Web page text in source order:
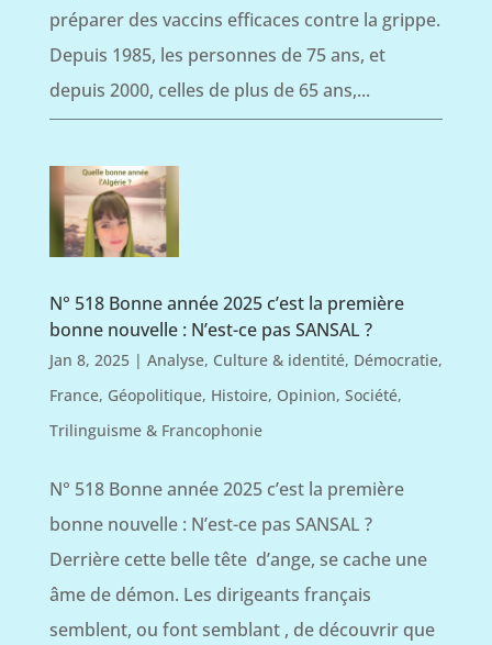
préparer des vaccins efficaces contre la grippe.
Depuis 1985, les personnes de 75 ans, et
depuis 2000, celles de plus de 65 ans,...
N° 518 Bonne année 2025 c’est la première
bonne nouvelle : N’est-ce pas SANSAL ?
Jan 8, 2025| Analyse, Culture & identité, Démocratie,
France, Géopolitique, Histoire, Opinion, Société,
Trilinguisme & Francophonie
N° 518 Bonne année 2025 c’est la première
bonne nouvelle : N’est-ce pas SANSAL ?
Derrière cette belle tête d’ange, se cache une
âme de démon. Les dirigeants français
semblent, ou font semblant , de découvrir que